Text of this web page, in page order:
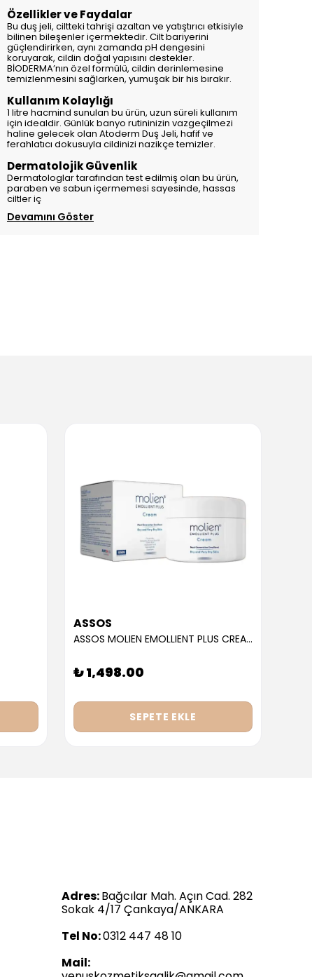
Özellikler ve Faydalar
Bu duş jeli, ciltteki tahrişi azaltan ve yatıştırıcı etkisiyle
bilinen bileşenler içermektedir. Cilt bariyerini
güçlendirirken, aynı zamanda pH dengesini
koruyarak, cildin doğal yapısını destekler.
BİODERMA’nın özel formülü, cildin derinlemesine
temizlenmesini sağlarken, yumuşak bir his bırakır.
Kullanım Kolaylığı
1 litre hacmind sunulan bu ürün, uzun süreli kullanım
için idealdir. Günlük banyo rutininizin vazgeçilmezi
haline gelecek olan Atoderm Duş Jeli, hafif ve
ferahlatıcı dokusuyla cildinizi nazikçe temizler.
Dermatolojik Güvenlik
Dermatologlar tarafından test edilmiş olan bu ürün,
paraben ve sabun içermemesi sayesinde, hassas
ciltler iç
Devamını Göster
ASSOS
ASSOS MOLIEN EMOLLIENT PLUS CREAM 300ML
₺ 1,498.00
SEPETE EKLE
Adres:Bağcılar Mah. Açın Cad. 282
Sokak 4/17 Çankaya/ANKARA
Tel No:0312 447 48 10
Mail: